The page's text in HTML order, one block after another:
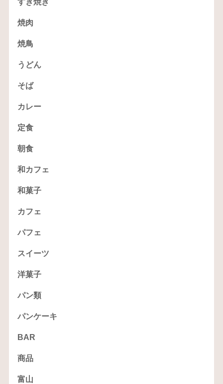
すき焼き
焼肉
焼鳥
うどん
そば
カレー
定食
朝食
和カフェ
和菓子
カフェ
パフェ
スイーツ
洋菓子
パン類
パンケーキ
BAR
商品
富山